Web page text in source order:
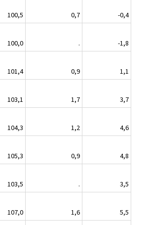
100,5 0,7
-0,4
100,0 .
-1,8
101,4 0,9
1,1
103,1 1,7
3,7
104,3 1,2
4,6
105,3 0,9
4,8
103,5 .
3,5
107,0 1,6
5,5